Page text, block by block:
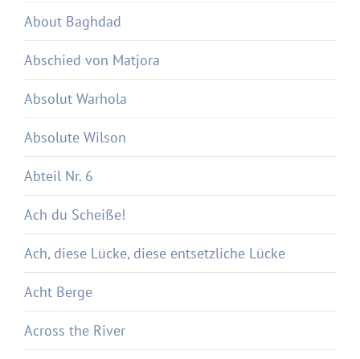
About Baghdad
Abschied von Matjora
Absolut Warhola
Absolute Wilson
Abteil Nr. 6
Ach du Scheiße!
Ach, diese Lücke, diese entsetzliche Lücke
Acht Berge
Across the River